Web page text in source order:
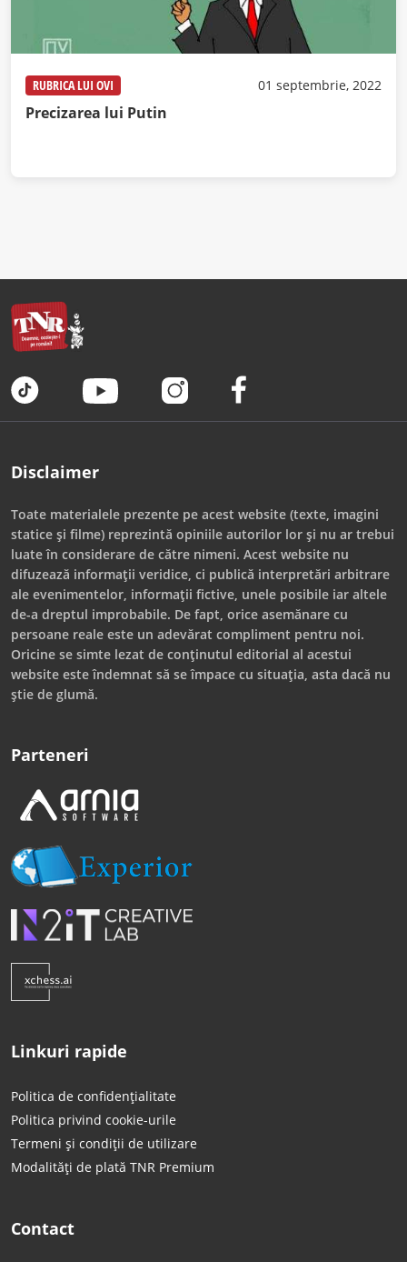
RUBRICA LUI OVI 01 septembrie, 2022
Precizarea lui Putin
Disclaimer
Toate materialele prezente pe acest website (texte, imagini
statice și filme) reprezintă opiniile autorilor lor și nu ar trebui
luate în considerare de către nimeni. Acest website nu
difuzează informații veridice, ci publică interpretări arbitrare
ale evenimentelor, informații fictive, unele posibile iar altele
de-a dreptul improbabile. De fapt, orice asemănare cu
persoane reale este un adevărat compliment pentru noi.
Oricine se simte lezat de conținutul editorial al acestui
website este îndemnat să se împace cu situația, asta dacă nu
știe de glumă.
Parteneri
Linkuri rapide
Politica de confidențialitate
Politica privind cookie-urile
Termeni și condiții de utilizare
Modalități de plată TNR Premium
Contact